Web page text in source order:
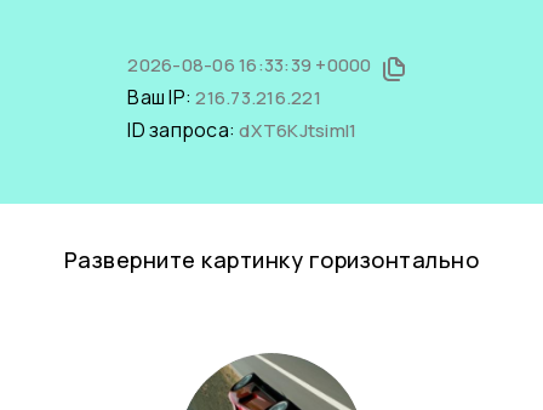
2026-08-06 16:33:39 +0000
Ваш IP:216.73.216.221
ID запроса:dXT6KJtsimI1
Разверните картинку горизонтально